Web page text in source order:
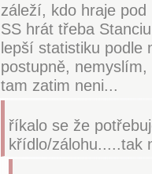
záleží, kdo hraje
SS hrát třeba
lepší statistiku podle
postupně,
tam zatim neni...
říkalo se že
křídlo/zálohu.....tak